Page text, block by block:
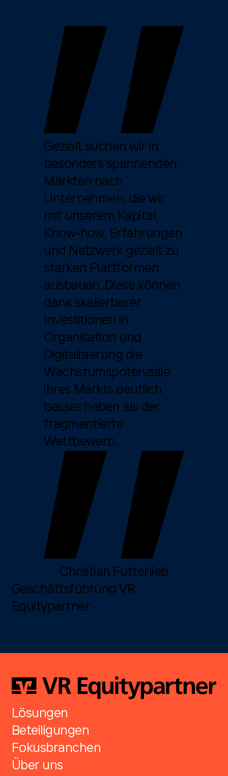
Gezielt suchen wir in
besonders spannenden
Märkten nach
Unternehmen, die wir
mit unserem Kapital,
Know-how, Erfahrungen
und Netzwerk gezielt zu
starken Plattformen
ausbauen. Diese können
dank skalierbarer
Investitionen in
Organisation und
Digitalisierung die
Wachstumspotenziale
ihres Markts deutlich
besser heben als der
fragmentierte
Wettbewerb.
Christian Futterlieb
Geschäftsführung VR
Equitypartner
Lösungen
Beteiligungen
Fokusbranchen
Über uns